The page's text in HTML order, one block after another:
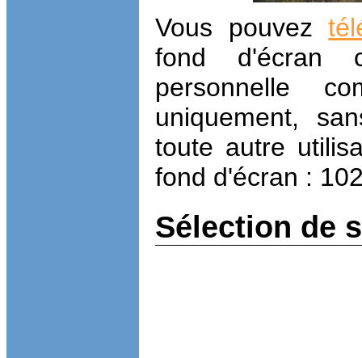
Vous pouvez
fond d'écran
personnelle
uniquement,
toute autre
fond d'écran :
Sélection de